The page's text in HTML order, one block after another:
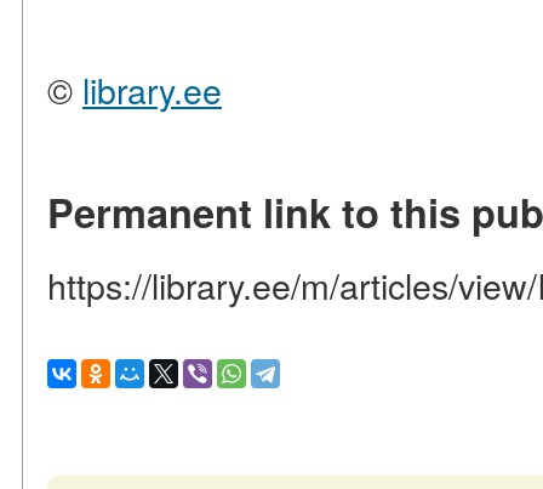
© library.ee
Permanent link to this
https://library.ee/m/articles/